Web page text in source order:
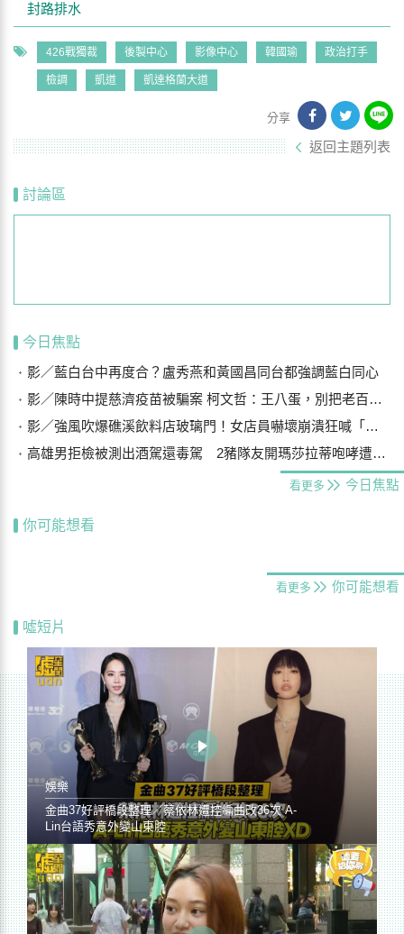
封路排水
426戰獨裁 後製中心 影像中心 韓國瑜 政治打手
檢調 凱道 凱達格蘭大道
分享
返回主題列表
討論區
今日焦點
影／藍白台中再度合？盧秀燕和黃國昌同台都強調藍白同心
影／陳時中提慈濟疫苗被騙案 柯文哲：王八蛋，別把老百姓當白痴
影／強風吹爆礁溪飲料店玻璃門！女店員嚇壞崩潰狂喊「手機在哪？」
高雄男拒檢被測出酒駕還毒駕 2豬隊友開瑪莎拉蒂咆哮遭警壓制
看更多 今日焦點
你可能想看
看更多 你可能想看
噓短片
娛樂
金曲37好評橋段整理／蔡依林遭控編曲改36次 A-
Lin台語秀意外變山東腔